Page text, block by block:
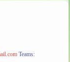
Teams: